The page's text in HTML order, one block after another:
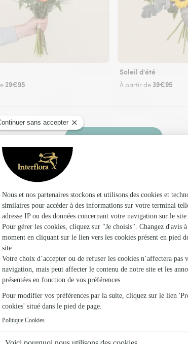
29€95
Soleil d'été
À partir de 39€95
Faire livrer des fleurs
un fleuriste Interflora à Avoudrey et